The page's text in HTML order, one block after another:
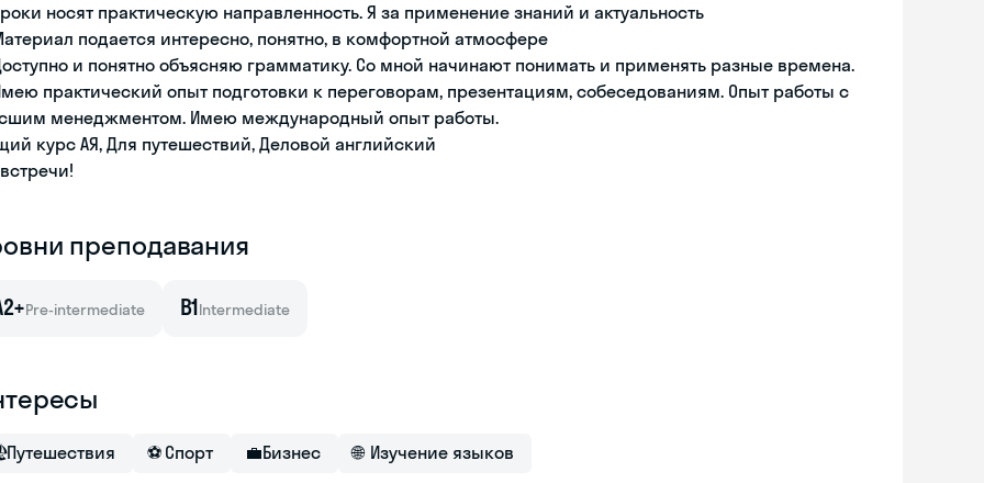
носят практическую направленность. Я за применение знаний и актуальность
подается интересно, понятно, в комфортной атмосфере
и понятно объясняю грамматику. Со мной начинают понимать и применять разные времена.
практический опыт подготовки к переговорам, презентациям, собеседованиям. Опыт работы с
менеджментом. Имею международный опыт работы.
курс АЯ, Для путешествий, Деловой английский
преподавания
Pre-intermediate B1Intermediate
Путешествия ⚽ Спорт 💼Бизнес 🌐 Изучение языков